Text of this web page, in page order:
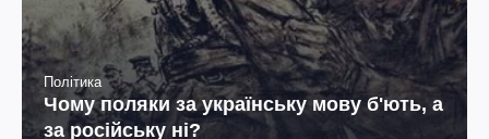
Політика
Чому поляки за українську мову б'ють, а
за російську ні?